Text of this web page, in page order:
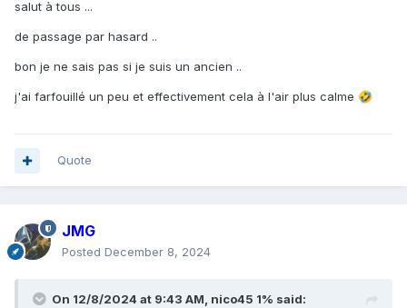
salut à tous ...
de passage par hasard ..
bon je ne sais pas si je suis un ancien ..
j'ai farfouillé un peu et effectivement cela à l'air plus calme 🤣
Quote
JMG
Posted December 8, 2024
On 12/8/2024 at 9:43 AM, nico45 1% said: